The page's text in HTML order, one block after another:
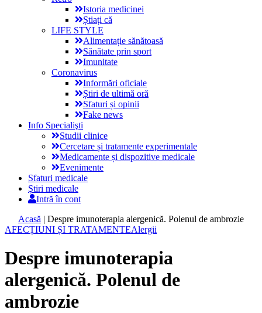
Istoria medicinei
Știați că
LIFE STYLE
Alimentație sănătoasă
Sănătate prin sport
Imunitate
Coronavirus
Informări oficiale
Știri de ultimă oră
Sfaturi și opinii
Fake news
Info Specialişti
Studii clinice
Cercetare și tratamente experimentale
Medicamente și dispozitive medicale
Evenimente
Sfaturi medicale
Ştiri medicale
Intră în cont
Acasă | Despre imunoterapia alergenică. Polenul de ambrozie
AFECȚIUNI ȘI TRATAMENTEAlergii
Despre imunoterapia
alergenică. Polenul de
ambrozie